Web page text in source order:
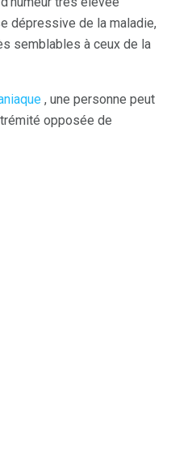
dépressive de la maladie,
semblables à ceux de la
, une personne peut
opposée de